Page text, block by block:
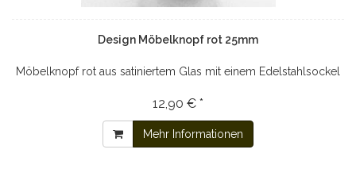
Design Möbelknopf rot 25mm
Möbelknopf rot aus satiniertem Glas mit einem Edelstahlsockel
12,90 € *
Mehr Informationen